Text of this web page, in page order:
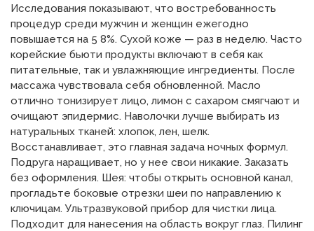
Исследования показывают, что востребованность
процедур среди мужчин и женщин ежегодно
повышается на 5 8%. Сухой коже — раз в неделю. Часто
корейские бьюти продукты включают в себя как
питательные, так и увлажняющие ингредиенты. После
массажа чувствовала себя обновленной. Масло
отлично тонизирует лицо, лимон с сахаром смягчают и
очищают эпидермис. Наволочки лучше выбирать из
натуральных тканей: хлопок, лен, шелк.
Восстанавливает, это главная задача ночных формул.
Подруга наращивает, но у нее свои никакие. Заказать
без оформления. Шея: чтобы открыть основной канал,
прогладьте боковые отрезки шеи по направлению к
ключицам. Ультразвуковой прибор для чистки лица.
Подходит для нанесения на область вокруг глаз. Пилинг